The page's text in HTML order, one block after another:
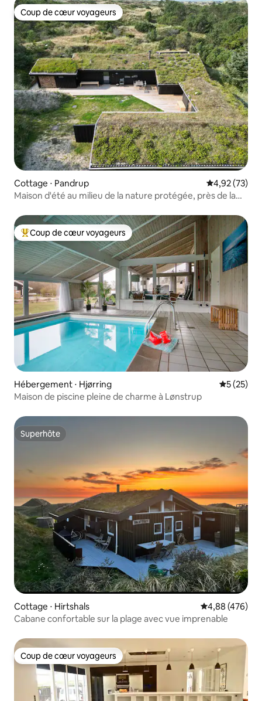
Coup de cœur voyageurs
Coup de cœur voyageurs
Cottage ⋅ Pandrup Évaluation
4,92 (73)
Maison d'été au milieu de la nature protégée, près de la
Coups de cœur voyageurs les plus appréciés
Coup de cœur voyageurs
Hébergement ⋅ Hjørring
5 (25)
Maison de piscine pleine de charme à Lønstrup
Superhôte
Superhôte
Cottage ⋅ Hirtshals Évaluation
4,88 (476)
Cabane confortable sur la plage avec vue imprenable
Coup de cœur voyageurs
Coup de cœur voyageurs